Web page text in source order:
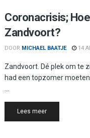
Coronacrisis;
Zandvoort?
DOOR MICHAEL BAATJE 14
Zandvoort. Dé plek om te
had een topzomer
Lees meerDetails